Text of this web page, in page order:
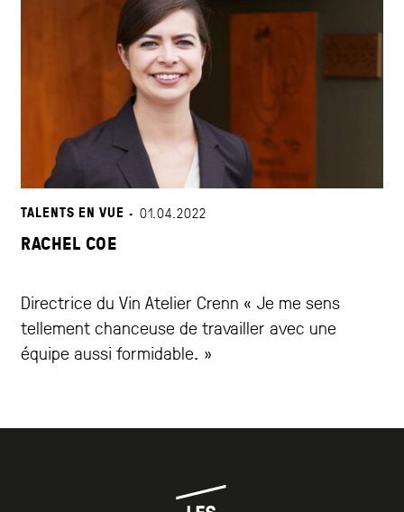
TALENTS EN VUE · 01.04.2022
RACHEL COE
Directrice du Vin Atelier Crenn « Je me sens
tellement chanceuse de travailler avec une
équipe aussi formidable. »